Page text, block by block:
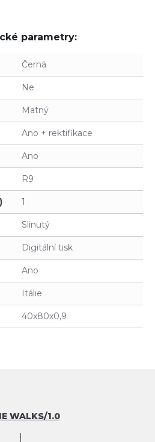
parametry:
Černá
Ne
Matný
Ano + rektifikace
Ano
R9
1
Slinutý
Digitální tisk
Ano
Itálie
40x80x0,9
WALKS/1.0